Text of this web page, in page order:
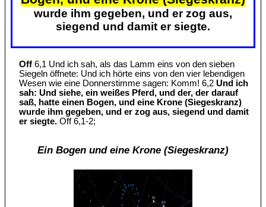
wurde ihm gegeben, und er zog aus,
siegend und damit er siegte.
Off 6,1 Und ich sah, als das Lamm eins von den sieben
Siegeln öffnete: Und ich hörte eins von den vier lebendigen
Wesen wie eine Donnerstimme sagen: Komm! 6,2Und ich
sah: Und siehe, ein weißes Pferd, und der, der darauf
saß, hatte einen Bogen, und eine Krone (Siegeskranz)
wurde ihm gegeben, und er zog aus, siegend und damit
er siegte. Off 6,1-2;
Ein Bogen und eine Krone (Siegeskranz)